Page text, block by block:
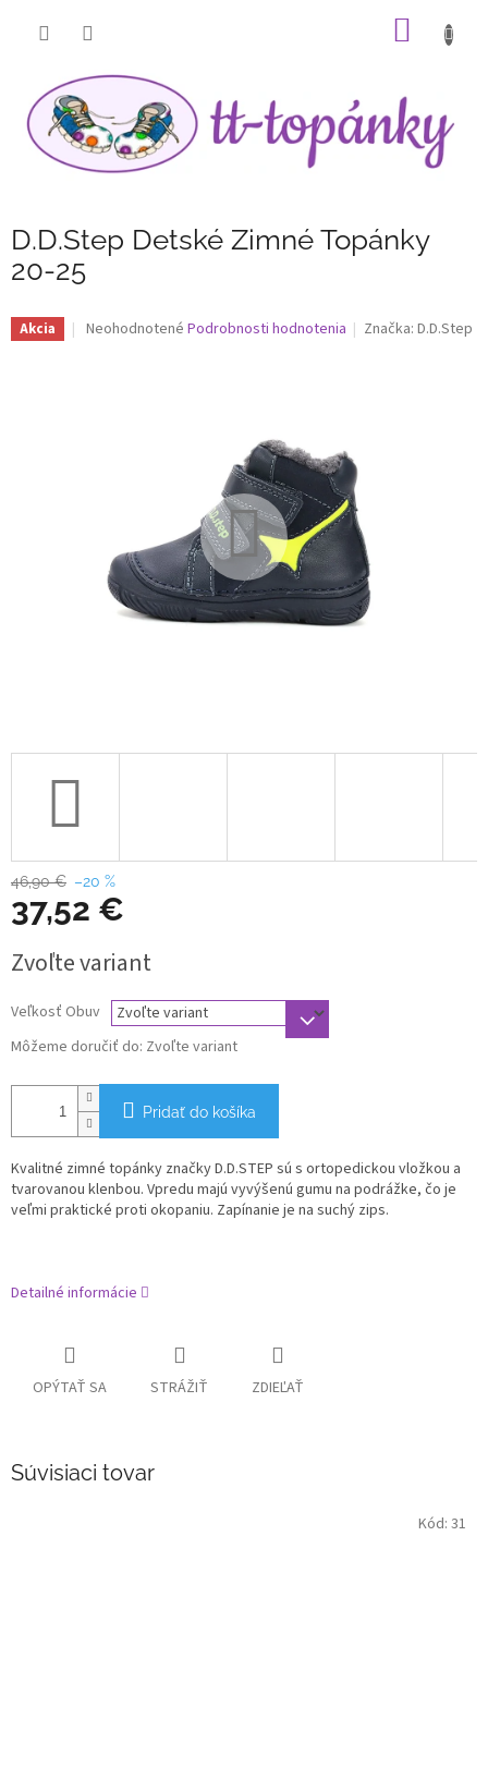
D.D.Step Detské Zimné Topánky
20-25
Akcia
Priemerné
Neohodnotené Podrobnosti hodnotenia Značka:D.D.Step
46,90 € –20 %
37,52 €
cena:
Zvoľte variant
Veľkosť Obuv
Môžeme doručiť do: Zvoľte variant
Pridať do košíka
Kvalitné zimné topánky značky D.D.STEP sú s ortopedickou vložkou a
tvarovanou klenbou. Vpredu majú vyvýšenú gumu na podrážke, čo je
veľmi praktické proti okopaniu. Zapínanie je na suchý zips.
Detailné informácie
OPÝTAŤ SA STRÁŽIŤ ZDIEĽAŤ
Súvisiaci tovar
Kód: 31